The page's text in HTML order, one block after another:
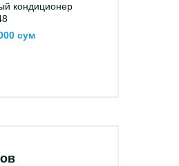
кондиционер
сум